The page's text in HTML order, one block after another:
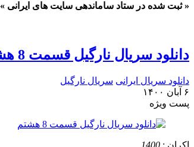
« ثبت شده در ستاد ساماندهی سایت های ایرانی »
دانلود سریال نارگیل قسمت 8 هشتم
دانلود سریال ایرانی سریال نارگیل
۶ آبان ۱۴۰۰
پست ويژه
اکران : 1400